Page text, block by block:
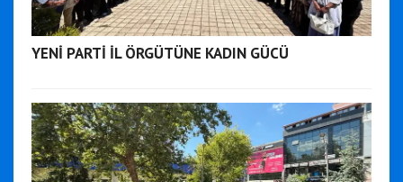
YENİ PARTİ İL ÖRGÜTÜNE KADIN GÜCÜ